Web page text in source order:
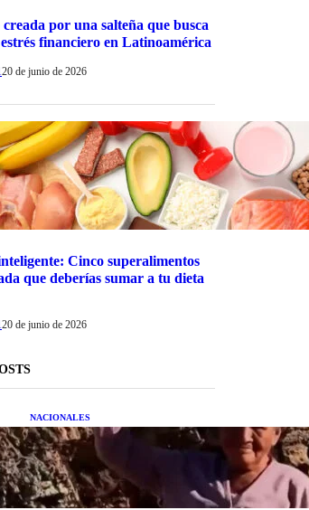
por una salteña que busca
financiero en Latinoamérica
20 de junio de 2026
Cinco superalimentos
que deberías sumar a tu dieta
20 de junio de 2026
NACIONALES
Una mujer asegura haber
peleado con un extraterrestre
cuerpo a cuerpo